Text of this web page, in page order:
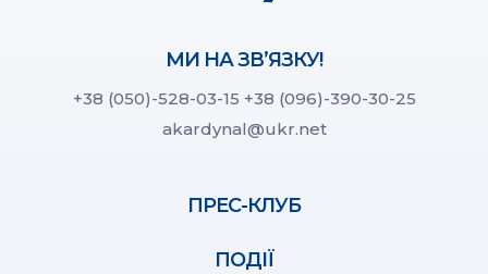
МИ НА ЗВ’ЯЗКУ!
+38 (050)-528-03-15 +38 (096)-390-30-25
akardynal@ukr.net
ПРЕС-КЛУБ
ПОДІЇ